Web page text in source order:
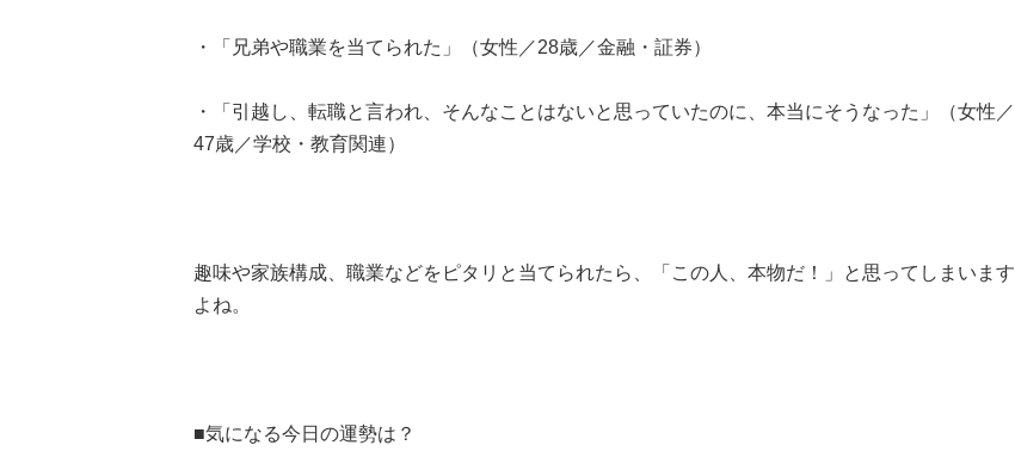
・「兄弟や職業を当てられた」（女性／28歳／金融・証券）
・「引越し、転職と言われ、そんなことはないと思っていたのに、本当にそうなった」（女性／
47歳／学校・教育関連）
趣味や家族構成、職業などをピタリと当てられたら、「この人、本物だ！」と思ってしまいます
よね。
■気になる今日の運勢は？